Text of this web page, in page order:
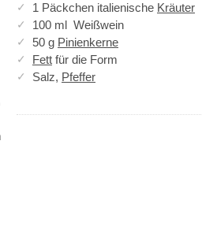
1 Päckchen italienische Kräuter
100 ml Weißwein
50 g Pinienkerne
Fett für die Form
Salz, Pfeffer